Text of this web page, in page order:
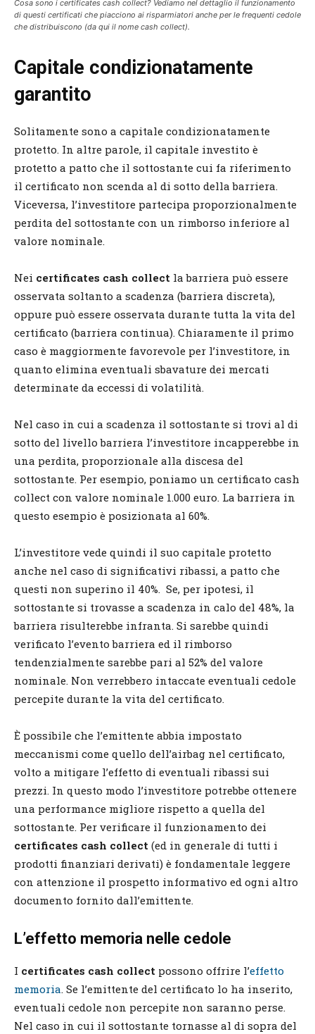
Cosa sono i certificates cash collect? Vediamo nel dettaglio il funzionamento
di questi certificati che piacciono ai risparmiatori anche per le frequenti cedole
che distribuiscono (da qui il nome cash collect).
Capitale condizionatamente
garantito
Solitamente sono a capitale condizionatamente
protetto. In altre parole, il capitale investito è
protetto a patto che il sottostante cui fa riferimento
il certificato non scenda al di sotto della barriera.
Viceversa, l’investitore partecipa proporzionalmente
perdita del sottostante con un rimborso inferiore al
valore nominale.
Nei certificates cash collect la barriera può essere
osservata soltanto a scadenza (barriera discreta),
oppure può essere osservata durante tutta la vita del
certificato (barriera continua). Chiaramente il primo
caso è maggiormente favorevole per l’investitore, in
quanto elimina eventuali sbavature dei mercati
determinate da eccessi di volatilità.
Nel caso in cui a scadenza il sottostante si trovi al di
sotto del livello barriera l’investitore incapperebbe in
una perdita, proporzionale alla discesa del
sottostante. Per esempio, poniamo un certificato cash
collect con valore nominale 1.000 euro. La barriera in
questo esempio è posizionata al 60%.
L’investitore vede quindi il suo capitale protetto
anche nel caso di significativi ribassi, a patto che
questi non superino il 40%. Se, per ipotesi, il
sottostante si trovasse a scadenza in calo del 48%, la
barriera risulterebbe infranta. Si sarebbe quindi
verificato l’evento barriera ed il rimborso
tendenzialmente sarebbe pari al 52% del valore
nominale. Non verrebbero intaccate eventuali cedole
percepite durante la vita del certificato.
È possibile che l’emittente abbia impostato
meccanismi come quello dell’airbag nel certificato,
volto a mitigare l’effetto di eventuali ribassi sui
prezzi. In questo modo l’investitore potrebbe ottenere
una performance migliore rispetto a quella del
sottostante. Per verificare il funzionamento dei
certificates cash collect (ed in generale di tutti i
prodotti finanziari derivati) è fondamentale leggere
con attenzione il prospetto informativo ed ogni altro
documento fornito dall’emittente.
L’effetto memoria nelle cedole
I certificates cash collect possono offrire l’effetto
memoria. Se l’emittente del certificato lo ha inserito,
eventuali cedole non percepite non saranno perse.
Nel caso in cui il sottostante tornasse al di sopra del